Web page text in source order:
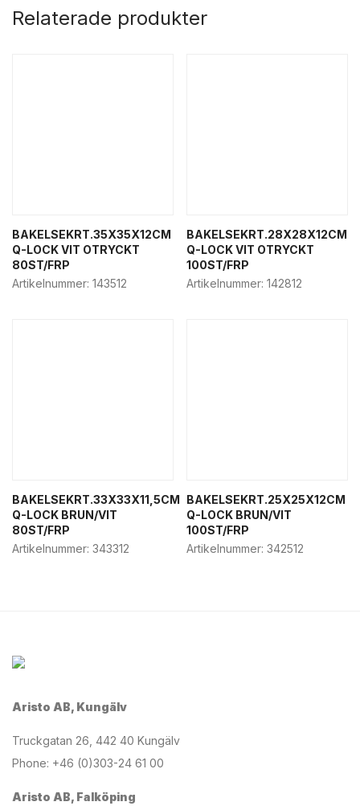
Relaterade produkter
BAKELSEKRT.35X35X12CM
Q-LOCK VIT OTRYCKT
80ST/FRP
Artikelnummer: 143512
BAKELSEKRT.28X28X12CM
Q-LOCK VIT OTRYCKT
100ST/FRP
Artikelnummer: 142812
BAKELSEKRT.33X33X11,5CM
Q-LOCK BRUN/VIT
80ST/FRP
Artikelnummer: 343312
BAKELSEKRT.25X25X12CM
Q-LOCK BRUN/VIT
100ST/FRP
Artikelnummer: 342512
Aristo AB, Kungälv
Truckgatan 26, 442 40 Kungälv
Phone: +46 (0)303-24 61 00
Aristo AB, Falköping